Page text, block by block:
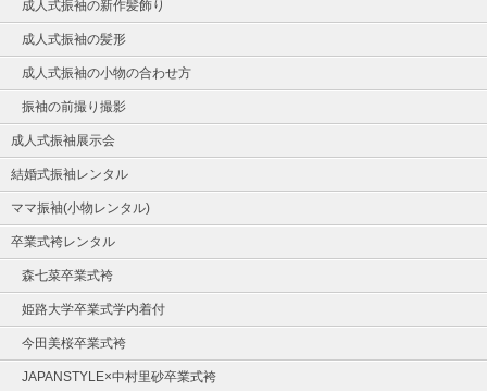
成人式振袖の新作髪飾り
成人式振袖の髪形
成人式振袖の小物の合わせ方
振袖の前撮り撮影
成人式振袖展示会
結婚式振袖レンタル
ママ振袖(小物レンタル)
卒業式袴レンタル
森七菜卒業式袴
姫路大学卒業式学内着付
今田美桜卒業式袴
JAPANSTYLE×中村里砂卒業式袴